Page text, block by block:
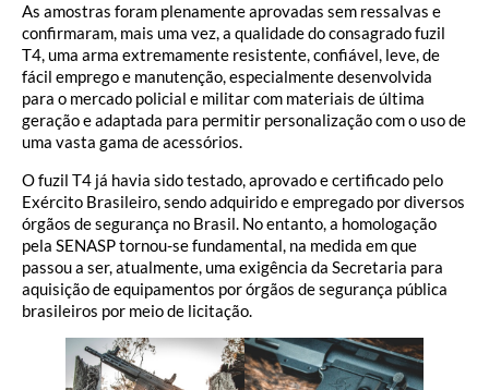
As amostras foram plenamente aprovadas sem ressalvas e
confirmaram, mais uma vez, a qualidade do consagrado fuzil
T4, uma arma extremamente resistente, confiável, leve, de
fácil emprego e manutenção, especialmente desenvolvida
para o mercado policial e militar com materiais de última
geração e adaptada para permitir personalização com o uso de
uma vasta gama de acessórios.
O fuzil T4 já havia sido testado, aprovado e certificado pelo
Exército Brasileiro, sendo adquirido e empregado por diversos
órgãos de segurança no Brasil. No entanto, a homologação
pela SENASP tornou-se fundamental, na medida em que
passou a ser, atualmente, uma exigência da Secretaria para
aquisição de equipamentos por órgãos de segurança pública
brasileiros por meio de licitação.